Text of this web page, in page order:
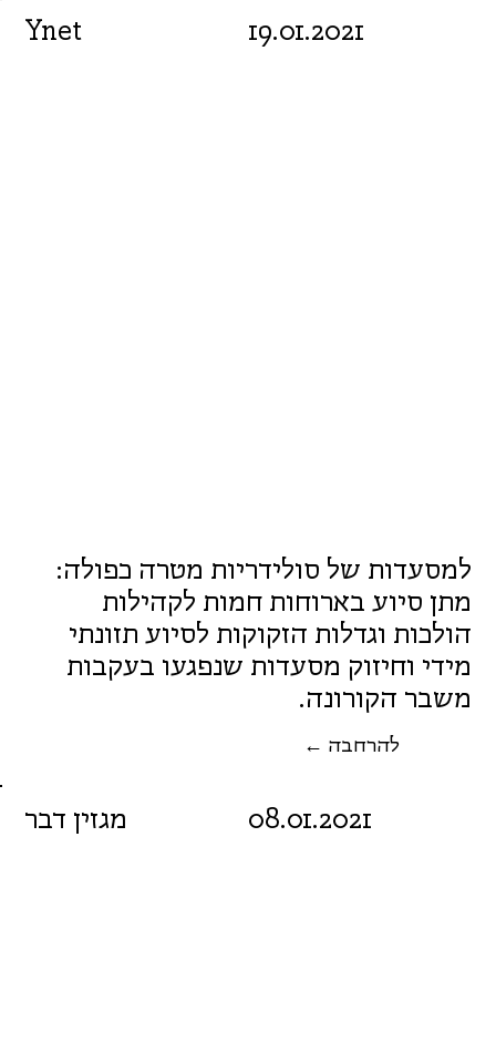
למסעדות של סולידריות מטרה כפולה:
מתן סיוע בארוחות חמות לקהילות
הולכות וגדלות הזקוקות לסיוע תזונתי
מידי וחיזוק מסעדות שנפגעו בעקבות
משבר הקורונה.
← להרחבה
19.01.2021
Ynet
08.01.2021 מגזין דבר